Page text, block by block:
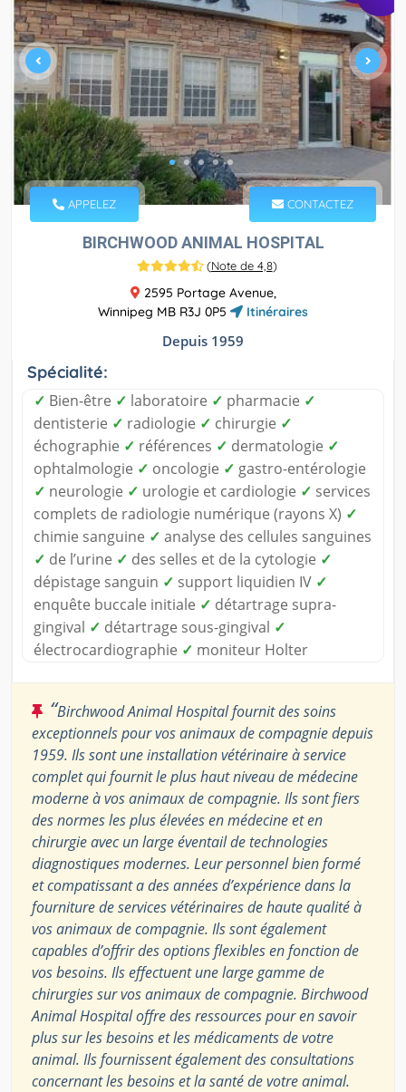
APPELEZ CONTACTEZ
BIRCHWOOD ANIMAL HOSPITAL
(Note de 4,8)
2595 Portage Avenue,
Winnipeg MB R3J 0P5
Itinéraires
Depuis 1959
Spécialité:
✓ Bien-être ✓ laboratoire ✓ pharmacie ✓
dentisterie ✓ radiologie ✓ chirurgie ✓
échographie ✓ références ✓ dermatologie ✓
ophtalmologie ✓ oncologie ✓ gastro-entérologie
✓ neurologie ✓ urologie et cardiologie ✓ services
complets de radiologie numérique (rayons X) ✓
chimie sanguine ✓ analyse des cellules sanguines
✓ de l’urine ✓ des selles et de la cytologie ✓
dépistage sanguin ✓ support liquidien IV ✓
enquête buccale initiale ✓ détartrage supra-
gingival ✓ détartrage sous-gingival ✓
électrocardiographie ✓ moniteur Holter
“Birchwood Animal Hospital fournit des soins
exceptionnels pour vos animaux de compagnie depuis
1959. Ils sont une installation vétérinaire à service
complet qui fournit le plus haut niveau de médecine
moderne à vos animaux de compagnie. Ils sont fiers
des normes les plus élevées en médecine et en
chirurgie avec un large éventail de technologies
diagnostiques modernes. Leur personnel bien formé
et compatissant a des années d’expérience dans la
fourniture de services vétérinaires de haute qualité à
vos animaux de compagnie. Ils sont également
capables d’offrir des options flexibles en fonction de
vos besoins. Ils effectuent une large gamme de
chirurgies sur vos animaux de compagnie. Birchwood
Animal Hospital offre des ressources pour en savoir
plus sur les besoins et les médicaments de votre
animal. Ils fournissent également des consultations
concernant les besoins et la santé de votre animal.